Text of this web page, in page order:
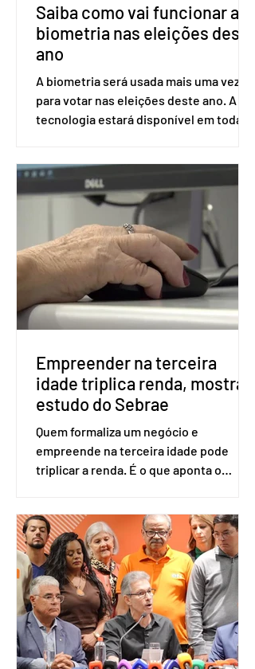
Saiba como vai funcionar a
biometria nas eleições deste
ano
A biometria será usada mais uma vez
para votar nas eleições deste ano. A
tecnologia estará disponível em todas
Apesar da requisição, a biometria não é
obrigatória para exercer o direito ao
voto. Se o título estiver regular, o
eleitor pode votar mesmo sem ter
realizado esse cadastro. Neste caso,
será exigido o documento de
identificação para acesso à urna
eletrônica. Se a urna eletrônica não
reconh
Empreender na terceira
idade triplica renda, mostra
estudo do Sebrae
Quem formaliza um negócio e
empreende na terceira idade pode
triplicar a renda. É o que aponta o
Amostra de Domicílio (PNAD Contínua),
do Serviço Brasileiro de Apoio às Micro
e Pequenas Empresas (Sebrae),
realizado a partir de dados do Instituto
Brasileiro de Geografia e Estatística
(IBGE). O estudo do Sebrae mostra que,
no quarto trimestre de 2025, os
empreendedores 60+ formalizados